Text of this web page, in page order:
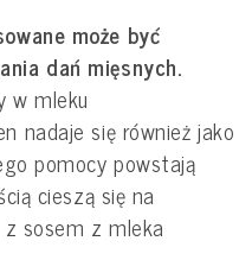
może być
dań mięsnych.
w mleku
nadaje się również jako
pomocy powstają
cieszą się na
z sosem z mleka